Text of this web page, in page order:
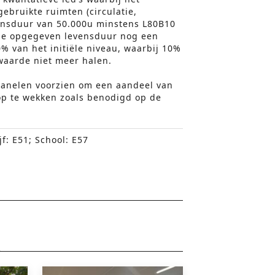
ruimten (circulatie,
van 50.000u minstens L80B10
opgegeven levensduur nog een
van het initiële niveau, waarbij 10%
niet meer halen.
voorzien om een aandeel van
te wekken zoals benodigd op de
E51; School: E57